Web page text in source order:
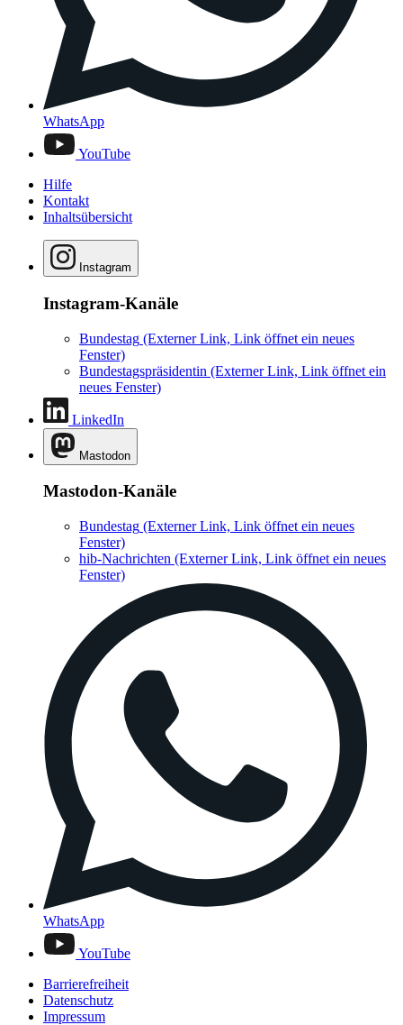
WhatsApp
YouTube
Hilfe
Kontakt
Inhaltsübersicht
Instagram
Instagram-Kanäle
Bundestag (Externer Link, Link öffnet ein neues
Fenster)
Bundestagspräsidentin (Externer Link, Link öffnet ein
neues Fenster)
LinkedIn
Mastodon
Mastodon-Kanäle
Bundestag (Externer Link, Link öffnet ein neues
Fenster)
hib-Nachrichten (Externer Link, Link öffnet ein neues
Fenster)
WhatsApp
YouTube
Barrierefreiheit
Datenschutz
Impressum